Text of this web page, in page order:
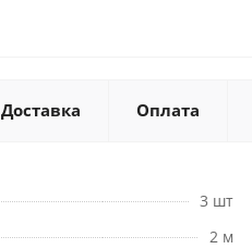
Доставка Оплата
3 шт
2 м